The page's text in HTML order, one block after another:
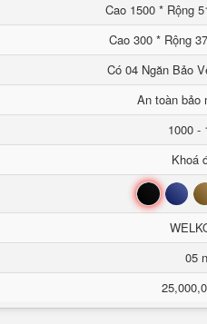
Cao 1500 * Rộng
Cao 300 * Rộng
Có 04 Ngăn Bảo
An toàn bảo
1000 -
Khoá
Đen Xanh
05